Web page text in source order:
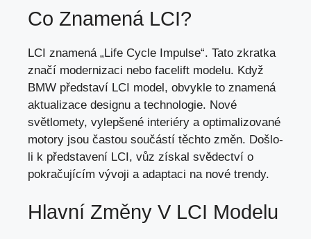
Co Znamená LCI?
LCI znamená „Life Cycle Impulse“. Tato zkratka
značí modernizaci nebo facelift modelu. Když
BMW představí LCI model, obvykle to znamená
aktualizace designu a technologie. Nové
světlomety, vylepšené interiéry a optimalizované
motory jsou častou součástí těchto změn. Došlo-
li k představení LCI, vůz získal svědectví o
pokračujícím vývoji a adaptaci na nové trendy.
Hlavní Změny V LCI Modelu